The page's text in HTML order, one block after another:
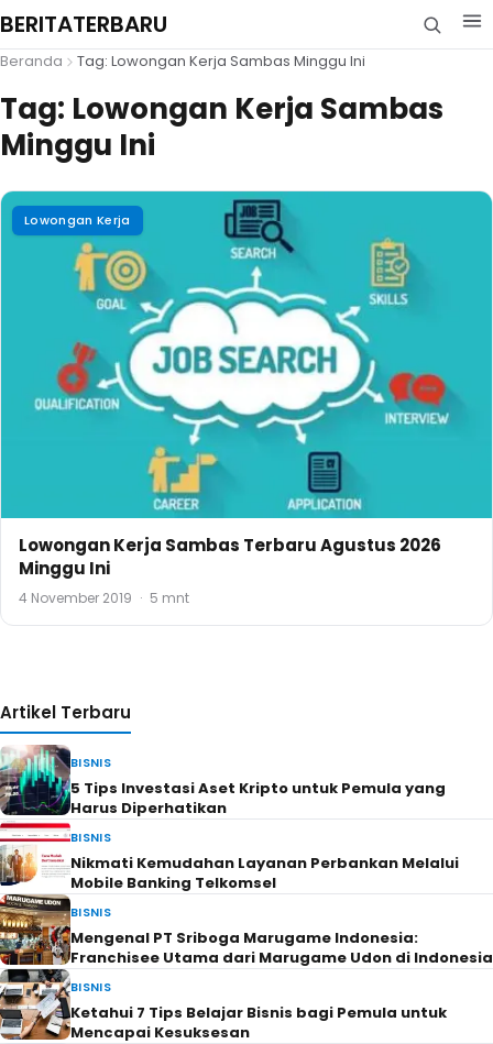
BERITATERBARU
Beranda Tag: Lowongan Kerja Sambas Minggu Ini
Tag: Lowongan Kerja Sambas
Minggu Ini
Lowongan Kerja
Lowongan Kerja Sambas Terbaru Agustus 2026
Minggu Ini
4 November 2019 · 5 mnt
Artikel Terbaru
BISNIS
5 Tips Investasi Aset Kripto untuk Pemula yang
Harus Diperhatikan
BISNIS
Nikmati Kemudahan Layanan Perbankan Melalui
Mobile Banking Telkomsel
BISNIS
Mengenal PT Sriboga Marugame Indonesia:
Franchisee Utama dari Marugame Udon di Indonesia
BISNIS
Ketahui 7 Tips Belajar Bisnis bagi Pemula untuk
Mencapai Kesuksesan